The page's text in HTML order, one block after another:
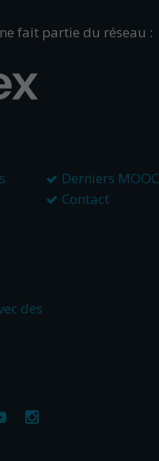
fait partie du réseau :
Derniers MOOC
Contact
des